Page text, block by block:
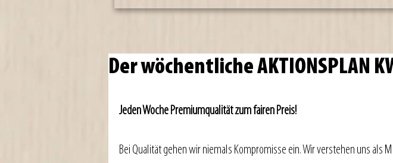
Der wöchentliche AKTIONSPLAN
Jeden Woche Premiumqualität zum fairen Preis!
Bei Qualität gehen wir niemals Kompromisse ein. Wir verstehen uns als